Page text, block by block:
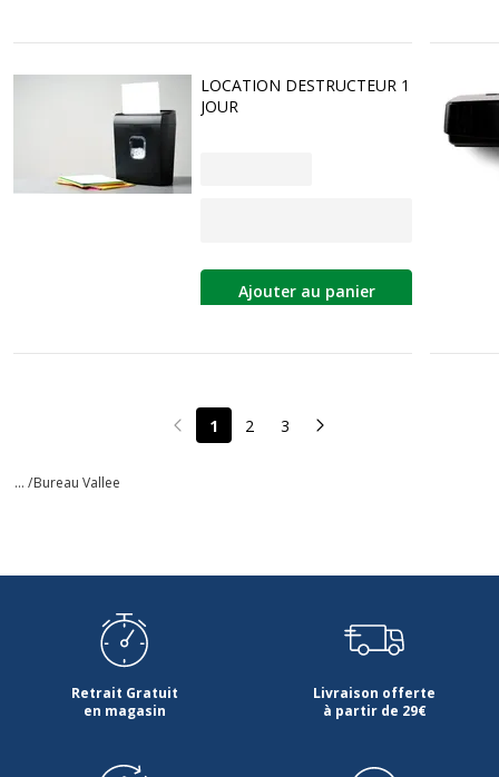
LOCATION DESTRUCTEUR 1
JOUR
Ajouter au panier
Page précédente
1 2 3 Page suivante
... /Bureau Vallee
Retrait Gratuit
en magasin
Livraison offerte
à partir de 29€